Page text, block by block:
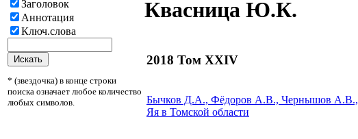
Заголовок
Аннотация
Ключ.слова
* (звездочка) в конце строки
поиска означает любое количество
любых символов.
Квасница Ю.К.
2018 Том XXIV
Бычков Д.А., Фёдоров А.В., Чернышов А.В.,
Яя в Томской области